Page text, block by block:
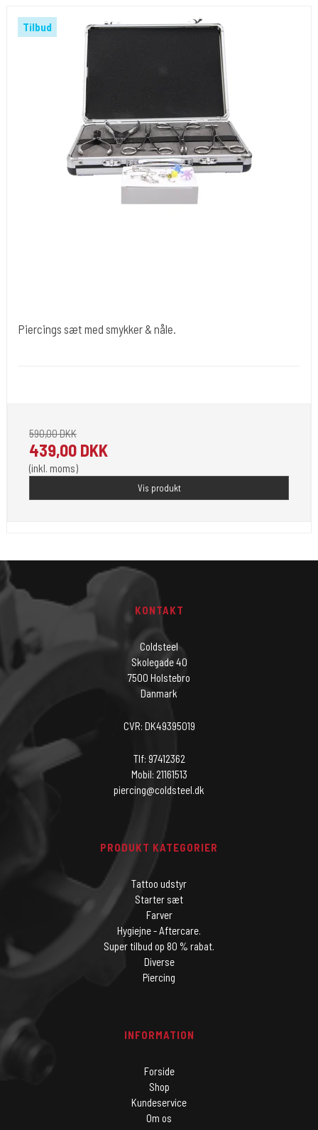
Tilbud
Piercings sæt med smykker & nåle.
590,00 DKK
439,00 DKK
(inkl. moms)
Vis produkt
KONTAKT
Coldsteel
Skolegade 40
7500 Holstebro
Danmark
CVR: DK49395019
Tlf: 97412362
Mobil: 21161513
piercing@coldsteel.dk
PRODUKT KATEGORIER
Tattoo udstyr
Starter sæt
Farver
Hygiejne - Aftercare.
Super tilbud op 80 % rabat.
Diverse
Piercing
INFORMATION
Forside
Shop
Kundeservice
Om os